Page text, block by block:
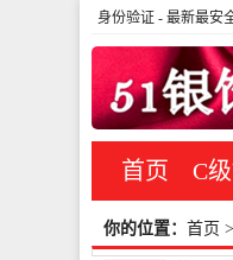
身份验证 - 最新最安
首页 C
你的位置： 首页